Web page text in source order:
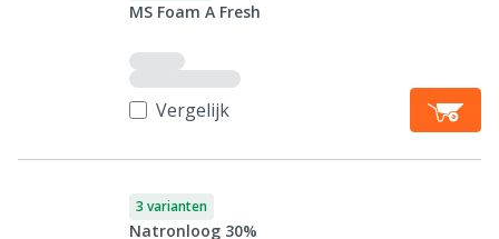
MS Foam A Fresh
Vergelijk
3 varianten
Natronloog 30%